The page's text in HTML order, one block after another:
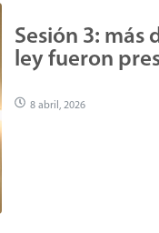
Sesión 3: más
ley fueron
8 abril, 2026